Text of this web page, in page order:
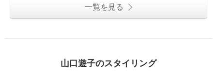
一覧を見る
山口遊子のスタイリング